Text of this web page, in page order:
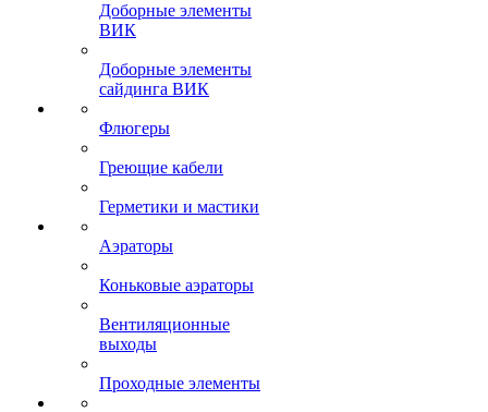
Доборные элементы
ВИК
Доборные элементы
сайдинга ВИК
Флюгеры
Греющие кабели
Герметики и мастики
Аэраторы
Коньковые аэраторы
Вентиляционные
выходы
Проходные элементы